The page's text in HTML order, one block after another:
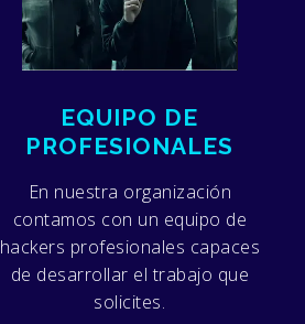
EQUIPO DE
PROFESIONALES
En nuestra organización
contamos con un equipo de
hackers profesionales capaces
de desarrollar el trabajo que
solicites.